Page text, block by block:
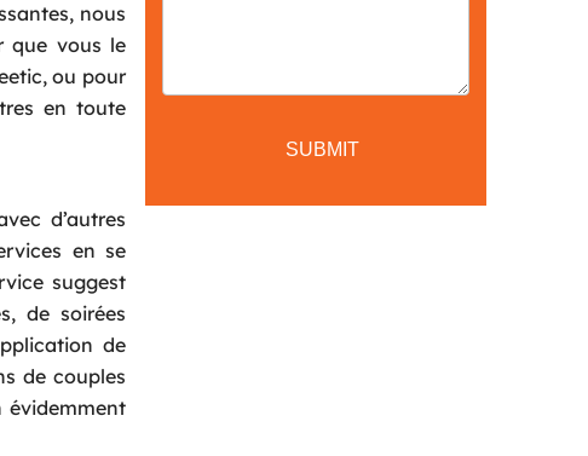
nous
que vous le
ou pour
en toute
d’autres
en se
suggest
de soirées
de
de couples
évidemment